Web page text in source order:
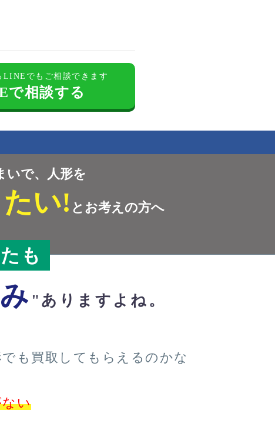
LINEでもご相談できます
で相談する
いで、人形を
い! とお考えの方へ
も
"ありますよね。
も買取してもらえるのかな
い